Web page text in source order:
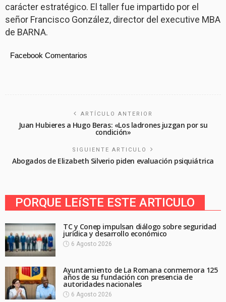
carácter estratégico. El taller fue impartido por el
señor Francisco González, director del executive MBA
de BARNA.
Facebook Comentarios
ARTÍCULO ANTERIOR
Juan Hubieres a Hugo Beras: «Los ladrones juzgan por su
condición»
SIGUIENTE ARTICULO
Abogados de Elizabeth Silverio piden evaluación psiquiátrica
PORQUE LEíSTE ESTE ARTICULO
TC y Conep impulsan diálogo sobre seguridad
jurídica y desarrollo económico
6 Agosto 2026
Ayuntamiento de La Romana conmemora 125
años de su fundación con presencia de
autoridades nacionales
6 Agosto 2026